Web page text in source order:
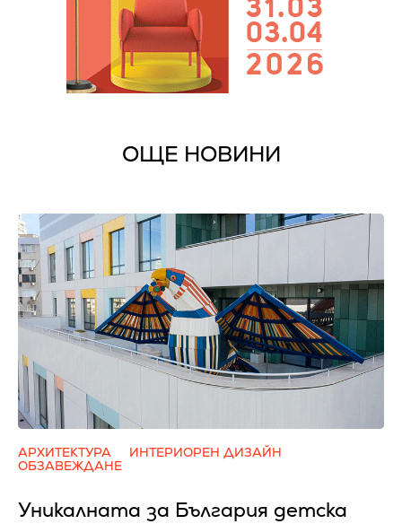
ОЩЕ НОВИНИ
АРХИТЕКТУРА
ИНТЕРИОРЕН ДИЗАЙН
ОБЗАВЕЖДАНЕ
Уникалната за България детска